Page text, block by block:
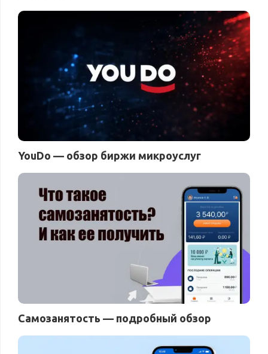
YouDo — обзор биржи микроуслуг
Самозанятость — подробный обзор